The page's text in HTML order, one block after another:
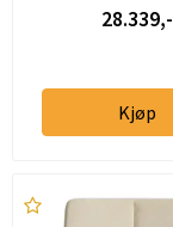
28.339,-
Kjøp